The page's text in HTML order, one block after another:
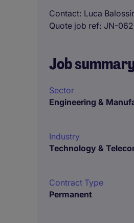
Contact Luca
Quote job ref JN-
Job
Sector
Engineering &
Industry
Technology &
Contract Type
Permanent